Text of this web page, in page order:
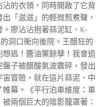
沾的衣領，同時開啟了它背
「滋滋」的輕微煎煮聲，
廖沾沾抱著蒜泥缸、K-
洞口衝向後院。王醋狂的
逃！醬油黨餘孽！我會追
子被醋酸氣波震碎，發出
冒險，就在這片蒜泥、中
幕。《平行泊車維度：車
兩個巨大的陰影籠罩著：